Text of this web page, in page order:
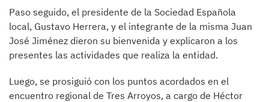
Paso seguido, el presidente de la Sociedad Española
local, Gustavo Herrera, y el integrante de la misma Juan
José Jiménez dieron su bienvenida y explicaron a los
presentes las actividades que realiza la entidad.
Luego, se prosiguió con los puntos acordados en el
encuentro regional de Tres Arroyos, a cargo de Héctor